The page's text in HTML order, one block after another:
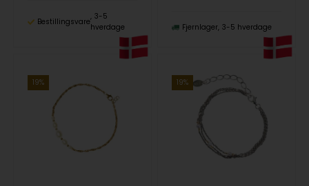
Bestillingsvare
3-5
hverdage
Fjernlager 3-5 hverdage
19% 19%